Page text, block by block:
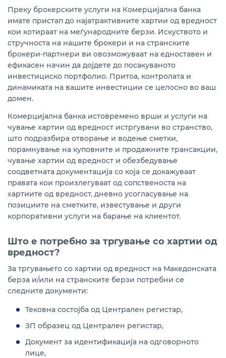
Преку брокерските услуги на Комерцијална банка
имате пристап до најатрактивните хартии од вредност
кои котираат на меѓународните берзи. Искуството и
стручноста на нашите брокери и на странските
брокери-партнери ви овозможуваат на едноставен и
ефикасен начин да дојдете до посакуваното
инвестициско портфолио. Притоа, контролата и
динамиката на вашите инвестиции се целосно во ваш
домен.
Комерцијална банка истовремено врши и услуги на
чување хартии од вредност истргувани во странство,
што подразбира отворање и водење сметки,
порамнување на куповните и продажните трансакции,
чување хартии од вредност и обезбедување
соодветната документација со која се докажуваат
правата кои произлегуваат од сoпственоста на
хартиите од вредност, дневно усогласување на
позициите на сметките, известување и други
корпоративни услуги на барање на клиентот.
Што е потребно за тргување со хартии од
вредност?
За тргувањето со хартии од вредност на Македонската
берза и/или на странските берзи потребни се
следните документи:
Тековна состојба од Централен регистар,
ЗП образец од Централен регистар,
Документ за идентификација на одговорното
лице,